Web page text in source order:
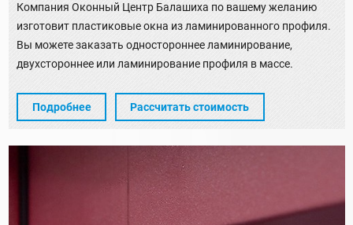
Компания Оконный Центр Балашиха по вашему желанию
изготовит пластиковые окна из ламинированного профиля.
Вы можете заказать одностороннее ламинирование,
двухстороннее или ламинирование профиля в массе.
Подробнее Рассчитать стоимость